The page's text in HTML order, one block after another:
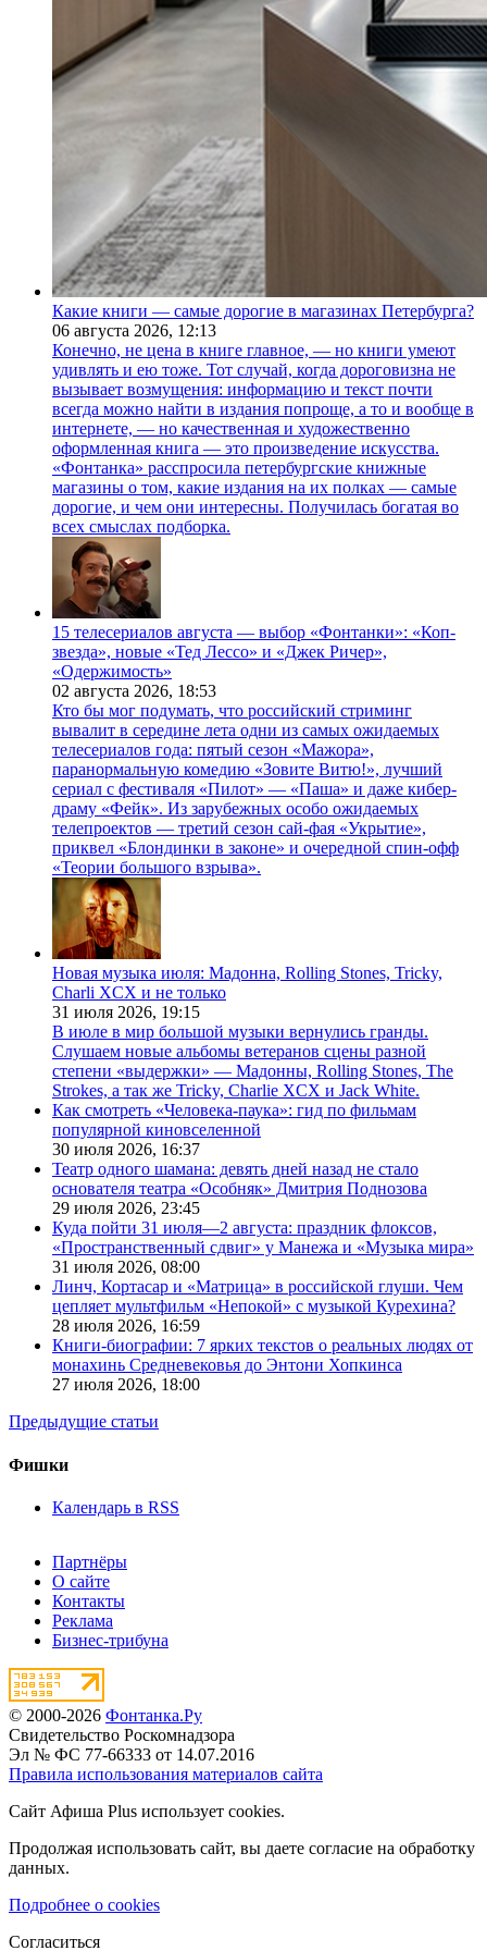
Какие книги — самые дорогие в магазинах Петербурга?
06 августа 2026, 12:13
Конечно, не цена в книге главное, — но книги умеют
удивлять и ею тоже. Тот случай, когда дороговизна не
вызывает возмущения: информацию и текст почти
всегда можно найти в издания попроще, а то и вообще в
интернете, — но качественная и художественно
оформленная книга — это произведение искусства.
«Фонтанка» расспросила петербургские книжные
магазины о том, какие издания на их полках — самые
дорогие, и чем они интересны. Получилась богатая во
всех смыслах подборка.
15 телесериалов августа — выбор «Фонтанки»: «Коп-
звезда», новые «Тед Лессо» и «Джек Ричер»,
«Одержимость»
02 августа 2026, 18:53
Кто бы мог подумать, что российский стриминг
вывалит в середине лета одни из самых ожидаемых
телесериалов года: пятый сезон «Мажора»,
паранормальную комедию «Зовите Витю!», лучший
сериал с фестиваля «Пилот» — «Паша» и даже кибер-
драму «Фейк». Из зарубежных особо ожидаемых
телепроектов — третий сезон сай-фая «Укрытие»,
приквел «Блондинки в законе» и очередной спин-офф
«Теории большого взрыва».
Новая музыка июля: Мадонна, Rolling Stones, Tricky,
Charli XCX и не только
31 июля 2026, 19:15
В июле в мир большой музыки вернулись гранды.
Слушаем новые альбомы ветеранов сцены разной
степени «выдержки» — Мадонны, Rolling Stones, The
Strokes, а так же Tricky, Charlie XCX и Jack White.
Как смотреть «Человека-паука»: гид по фильмам
популярной киновселенной
30 июля 2026, 16:37
Театр одного шамана: девять дней назад не стало
основателя театра «Особняк» Дмитрия Поднозова
29 июля 2026, 23:45
Куда пойти 31 июля—2 августа: праздник флоксов,
«Пространственный сдвиг» у Манежа и «Музыка мира»
31 июля 2026, 08:00
Линч, Кортасар и «Матрица» в российской глуши. Чем
цепляет мультфильм «Непокой» с музыкой Курехина?
28 июля 2026, 16:59
Книги-биографии: 7 ярких текстов о реальных людях от
монахинь Средневековья до Энтони Хопкинса
27 июля 2026, 18:00
Предыдущие статьи
Фишки
Календарь в RSS
Партнёры
О сайте
Контакты
Реклама
Бизнес-трибуна
© 2000-2026 Фонтанка.Ру
Свидетельство Роскомнадзора
Эл № ФС 77-66333 от 14.07.2016
Правила использования материалов сайта
Сайт Афиша Plus использует cookies.
Продолжая использовать сайт, вы даете согласие на обработку
данных.
Подробнее о cookies
Согласиться